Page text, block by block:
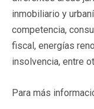
inmobiliario y
competencia,
fiscal, energías
insolvencia, entre
Para más